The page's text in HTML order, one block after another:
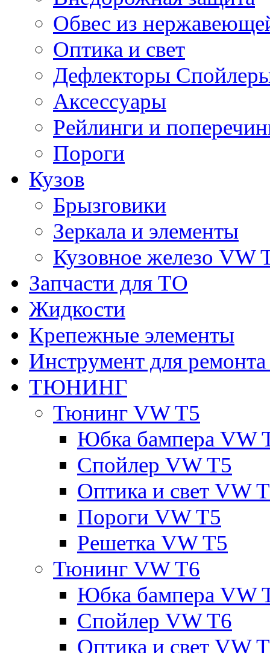
Обвес из
Оптика и свет
Дефлекторы
Аксессуары
Рейлинги и
Пороги
Кузов
Брызговики
Зеркала и элементы
Кузовное железо VW
Запчасти для ТО
Жидкости
Крепежные элементы
Инструмент для
ТЮНИНГ
Тюнинг VW T5
Юбка бампера VW
Спойлер VW T5
Оптика и свет VW
Пороги VW T5
Решетка VW T5
Тюнинг VW T6
Юбка бампера VW
Спойлер VW T6
Оптика и свет VW